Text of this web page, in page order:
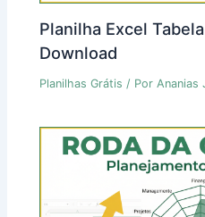
Planilha Excel
Download
Planilhas Grátis / PorAnanias